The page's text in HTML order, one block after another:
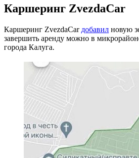
Каршеринг ZvezdaCar
Каршеринг ZvezdaCar добавил новую
завершить аренду можно в
города Калуга.